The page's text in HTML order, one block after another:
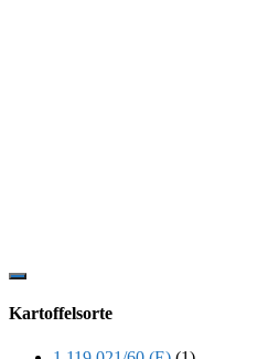
Show
Content
Kartoffelsorte